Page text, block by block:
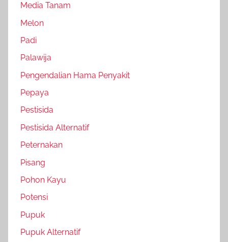
Media Tanam
Melon
Padi
Palawija
Pengendalian Hama Penyakit
Pepaya
Pestisida
Pestisida Alternatif
Peternakan
Pisang
Pohon Kayu
Potensi
Pupuk
Pupuk Alternatif